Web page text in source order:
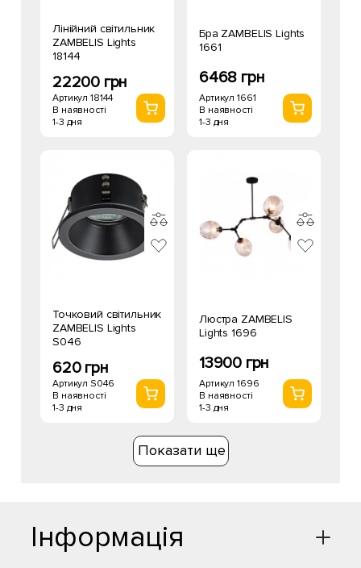
Лінійний світильник
ZAMBELIS Lights
18144
22200 грн
Артикул 18144
В наявності
1-3 дня
Бра ZAMBELIS Lights
1661
6468 грн
Артикул 1661
В наявності
1-3 дня
Точковий світильник
ZAMBELIS Lights
S046
620 грн
Артикул S046
В наявності
1-3 дня
Люстра ZAMBELIS
Lights 1696
13900 грн
Артикул 1696
В наявності
1-3 дня
Показати ще
Інформація